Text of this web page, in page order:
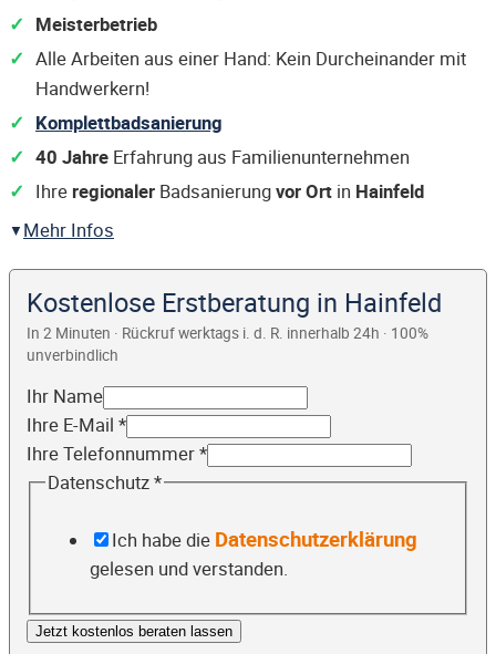
Meisterbetrieb
Alle Arbeiten aus einer Hand: Kein Durcheinander mit
Handwerkern!
Komplettbadsanierung
40 Jahre Erfahrung aus Familienunternehmen
Ihre regionaler Badsanierungvor Ort in Hainfeld
Mehr Infos
Kostenlose Erstberatung in Hainfeld
In 2 Minuten · Rückruf werktags i. d. R. innerhalb 24h · 100%
unverbindlich
Ihr Name
Ihre E-Mail *
Ihre Telefonnummer*
Datenschutz*
Ich habe die Datenschutzerklärung
gelesen und verstanden.
Jetzt kostenlos beraten lassen